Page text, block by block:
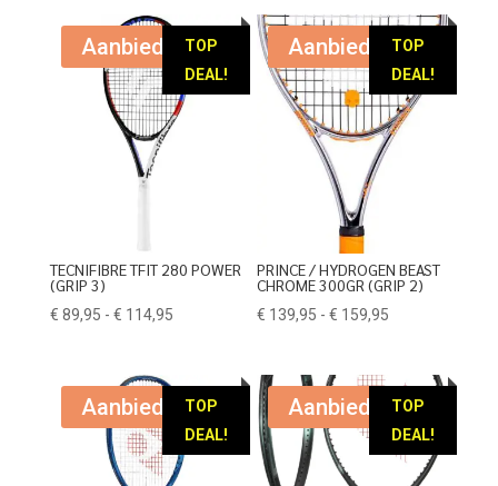
TOP
DEAL!
Aanbieding!
TECNIFIBRE TFIT 280 POWER
(GRIP 3)
€ 89,95 - € 114,95Prijsklasse:
€ 114,95
TOP
DEAL!
Aanbieding!
PRINCE / HYDROGEN BEAST
CHROME 300GR (GRIP 2)
€ 139,95 - € 159,95
€ 159,95
TOP
DEAL!
Aanbieding!
TOP
DEAL!
Aanbieding!